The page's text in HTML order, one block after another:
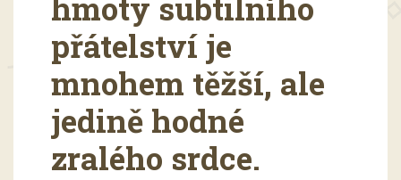
hmoty subtilního
přátelství je
mnohem těžší, ale
jedině hodné
zralého srdce.